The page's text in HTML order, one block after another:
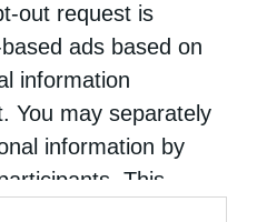
out request is
ads based on
information
You may separately
information by
This
ἀλλά